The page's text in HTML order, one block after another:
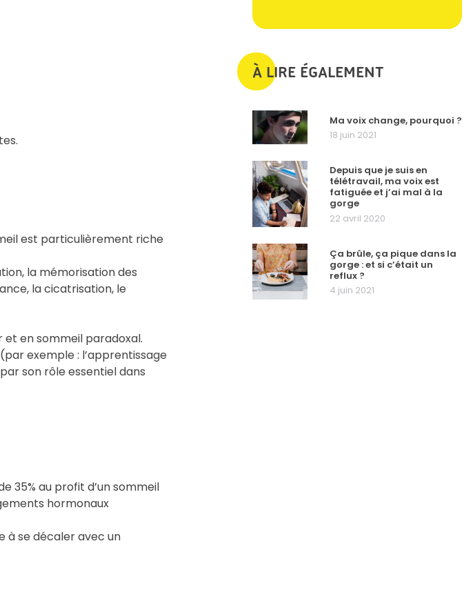
À LIRE ÉGALEMENT
Ma voix change, pourquoi ?
18 juin 2021
Depuis que je suis en
télétravail, ma voix est
fatiguée et j’ai mal à la
gorge
22 avril 2020
Ça brûle, ça pique dans la
gorge : et si c’était un
reflux ?
4 juin 2021
est particulièrement riche
la mémorisation des
la cicatrisation, le
en sommeil paradoxal.
exemple : l’apprentissage
son rôle essentiel dans
35% au profit d’un sommeil
hormonaux
à se décaler avec un